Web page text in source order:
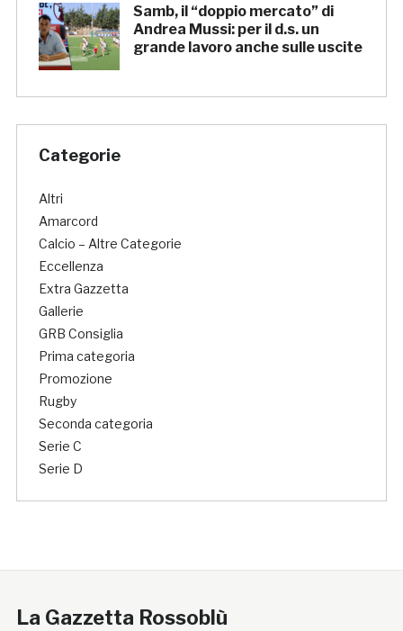
Samb, il “doppio mercato” di
Andrea Mussi: per il d.s. un
grande lavoro anche sulle uscite
Categorie
Altri
Amarcord
Calcio – Altre Categorie
Eccellenza
Extra Gazzetta
Gallerie
GRB Consiglia
Prima categoria
Promozione
Rugby
Seconda categoria
Serie C
Serie D
La Gazzetta Rossoblù